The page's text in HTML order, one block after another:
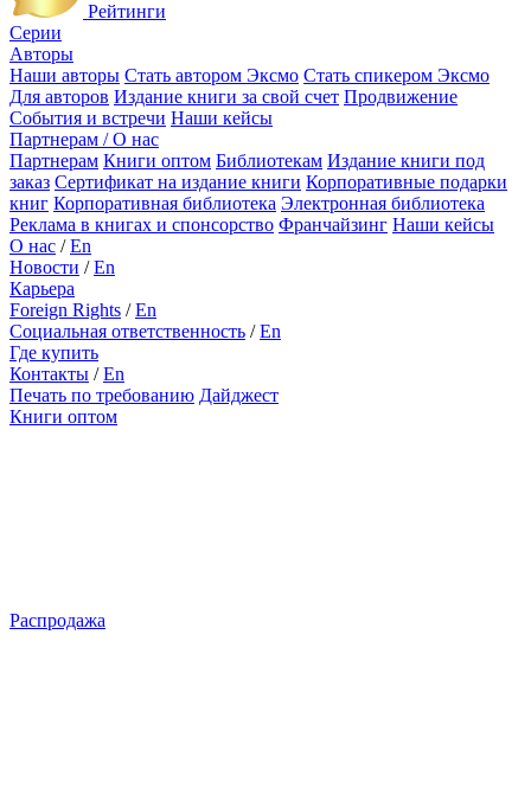
Рейтинги
Серии
Авторы
Наши авторы Стать автором Эксмо Стать спикером Эксмо
Для авторов Издание книги за свой счет Продвижение
События и встречи Наши кейсы
Партнерам / О нас
Партнерам Книги оптом Библиотекам Издание книги под
заказ Сертификат на издание книги Корпоративные подарки
книг Корпоративная библиотека Электронная библиотека
Реклама в книгах и спонсорство Франчайзинг Наши кейсы
О нас /En
Новости /En
Карьера
Foreign Rights /En
Социальная ответственность /En
Где купить
Контакты /En
Печать по требованию Дайджест
Книги оптом
Распродажа